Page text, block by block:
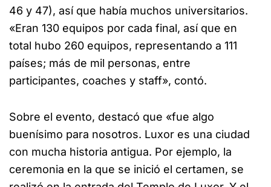
46 y 47), así que había muchos universitarios.
«Eran 130 equipos por cada final, así que en
total hubo 260 equipos, representando a 111
países; más de mil personas, entre
participantes, coaches y staff», contó.
Sobre el evento, destacó que «fue algo
buenísimo para nosotros. Luxor es una ciudad
con mucha historia antigua. Por ejemplo, la
ceremonia en la que se inició el certamen, se